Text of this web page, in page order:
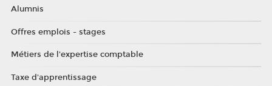
Alumnis
Offres emplois - stages
Métiers de l'expertise comptable
Taxe d'apprentissage